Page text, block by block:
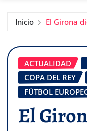
Inicio El Girona
ACTUALIDAD
COPA DEL REY
FÚTBOL
El